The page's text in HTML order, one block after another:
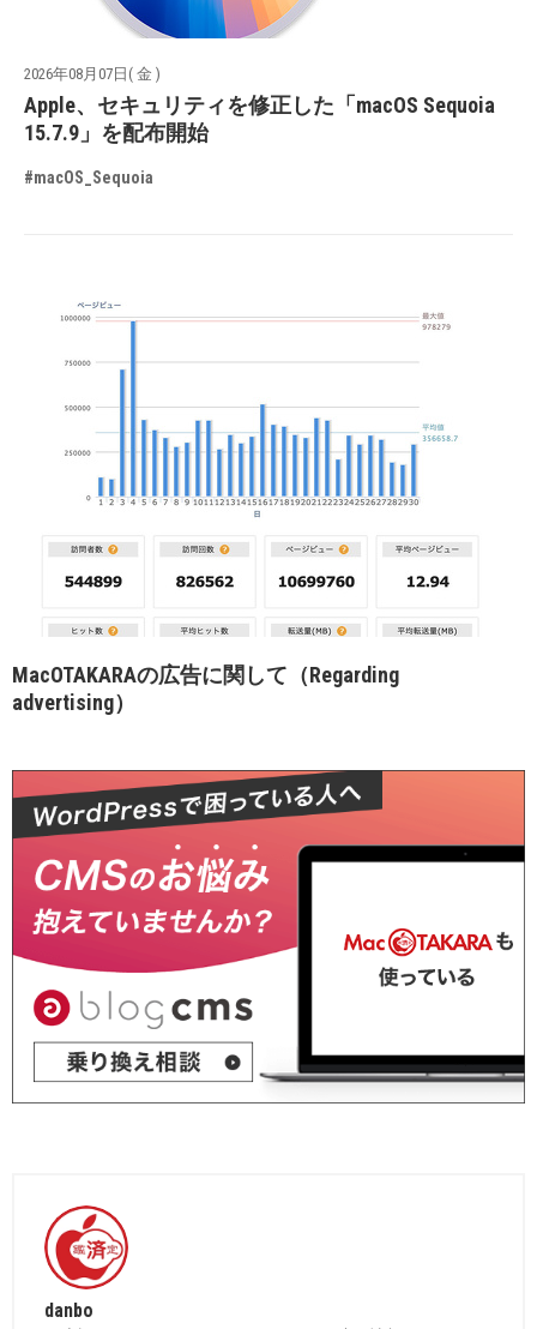
2026年08月07日( 金 )
Apple、セキュリティを修正した「macOS Sequoia
15.7.9」を配布開始
#macOS_Sequoia
MacOTAKARAの広告に関して（Regarding
advertising）
danbo